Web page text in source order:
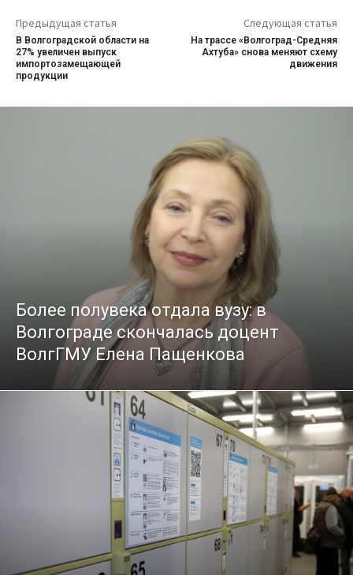
Предыдущая статья
В Волгоградской области на
27% увеличен выпуск
импортозамещающей
продукции
Следующая статья
На трассе «Волгоград-Средняя
Ахтуба» снова меняют схему
движения
Более полувека отдала вузу: в
Волгограде скончалась доцент
ВолгГМУ Елена Пащенкова